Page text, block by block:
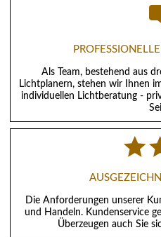
Als Team, bestehend aus
Lichtplanern, stehen wir Ihnen
individuellen Lichtberatung -
Die Anforderungen unserer
und Handeln. Kundenservice
Überzeugen auch Sie